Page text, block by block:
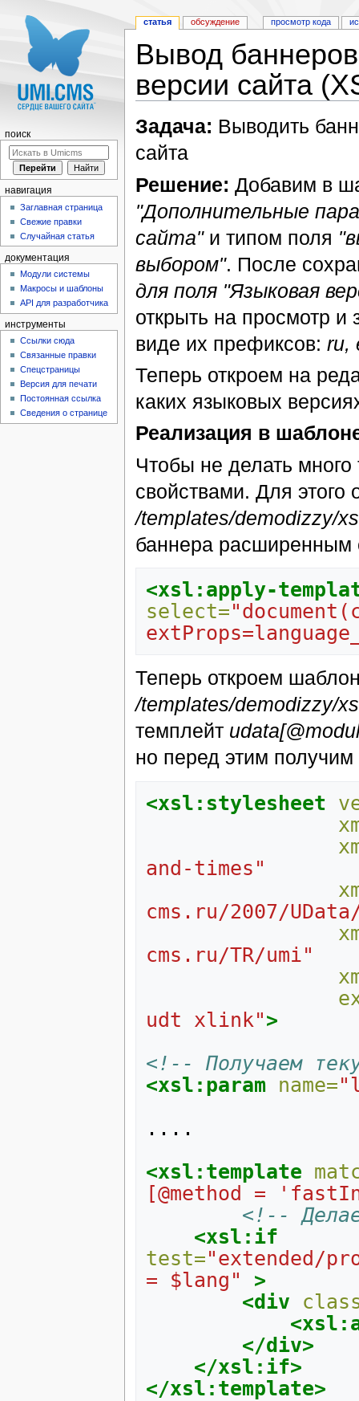
Вывод
версии сайта
Задача: Выводить
сайта
Решение: Добавим в
"Дополнительные
сайта"и типом поля
выбором". После
для поля "Языковая
открыть на просмотр и
виде их префиксов: ru,
Теперь откроем на
каких языковых
Реализация в
Чтобы не делать
свойствами. Для
/templates/demodizzy/
баннера расширенным
<xsl:apply-
select=
Теперь откроем
/templates/demodizzy/
темплейт
но перед этим
<xsl:stylesheet
and-times"
cms.ru/2007/
cms.ru/TR/umi"
udt xlink">
<!-- Получаем
<xsl:param name=
....
<xsl:template
[@method =
<!--
<xsl:if
test="extended/
= $lang"
>
<div
</div>
</xsl:if>
</xsl:template>
статья обсуждение просмотр кода
поиск
навигация
Заглавная страница
Свежие правки
Случайная статья
документация
Модули системы
Макросы и шаблоны
API для разработчика
инструменты
Ссылки сюда
Связанные правки
Спецстраницы
Версия для печати
Постоянная ссылка
Сведения о странице